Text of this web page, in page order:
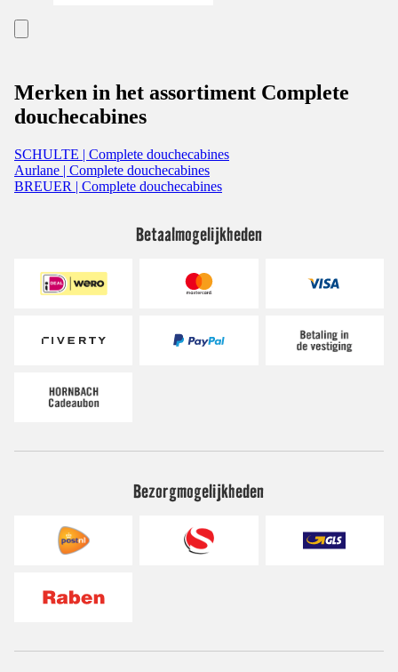
Merken in het assortiment Complete
douchecabines
SCHULTE | Complete douchecabines
Aurlane | Complete douchecabines
BREUER | Complete douchecabines
Betaalmogelijkheden
Bezorgmogelijkheden